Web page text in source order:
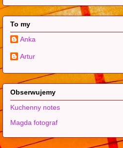
To my
Anka
Artur
Obserwujemy
Kuchenny notes
Magda fotograf